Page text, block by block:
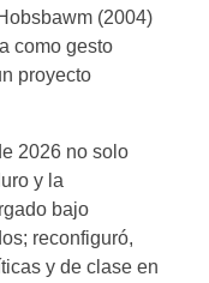
(2004)
como gesto
proyecto
2026 no solo
y la
bajo
reconfiguró,
y de clase en